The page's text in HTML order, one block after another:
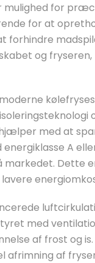
for
for at
og
med at
A
Dette
med
af frost og
afrimning af